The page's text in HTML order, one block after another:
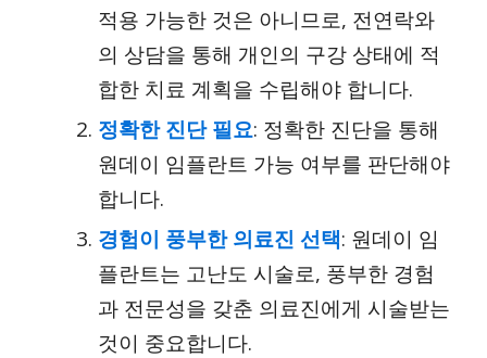
적용 가능한 것은 아니므로, 전연락와
의 상담을 통해 개인의 구강 상태에 적
합한 치료 계획을 수립해야 합니다.
정확한 진단 필요: 정확한 진단을 통해
원데이 임플란트 가능 여부를 판단해야
합니다.
경험이 풍부한 의료진 선택: 원데이 임
플란트는 고난도 시술로, 풍부한 경험
과 전문성을 갖춘 의료진에게 시술받는
것이 중요합니다.